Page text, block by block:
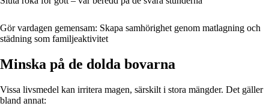
Gör vardagen gemensam: Skapa samhörighet genom matlagning och
städning som familjeaktivitet
Minska på de dolda bovarna
Vissa livsmedel kan irritera magen, särskilt i stora mängder. Det gäller
bland annat: